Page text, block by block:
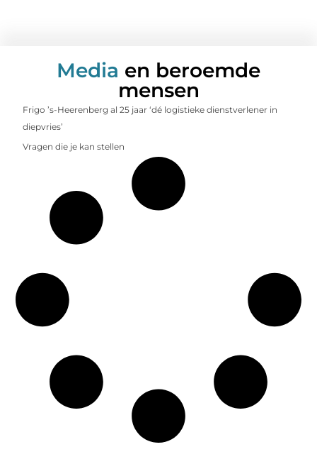
Media en beroemde
mensen
Frigo ’s-Heerenberg al 25 jaar ‘dé logistieke dienstverlener in
diepvries’
Vragen die je kan stellen